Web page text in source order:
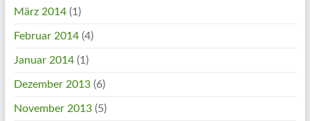
März 2014(1)
Februar 2014(4)
Januar 2014(1)
Dezember 2013(6)
November 2013(5)